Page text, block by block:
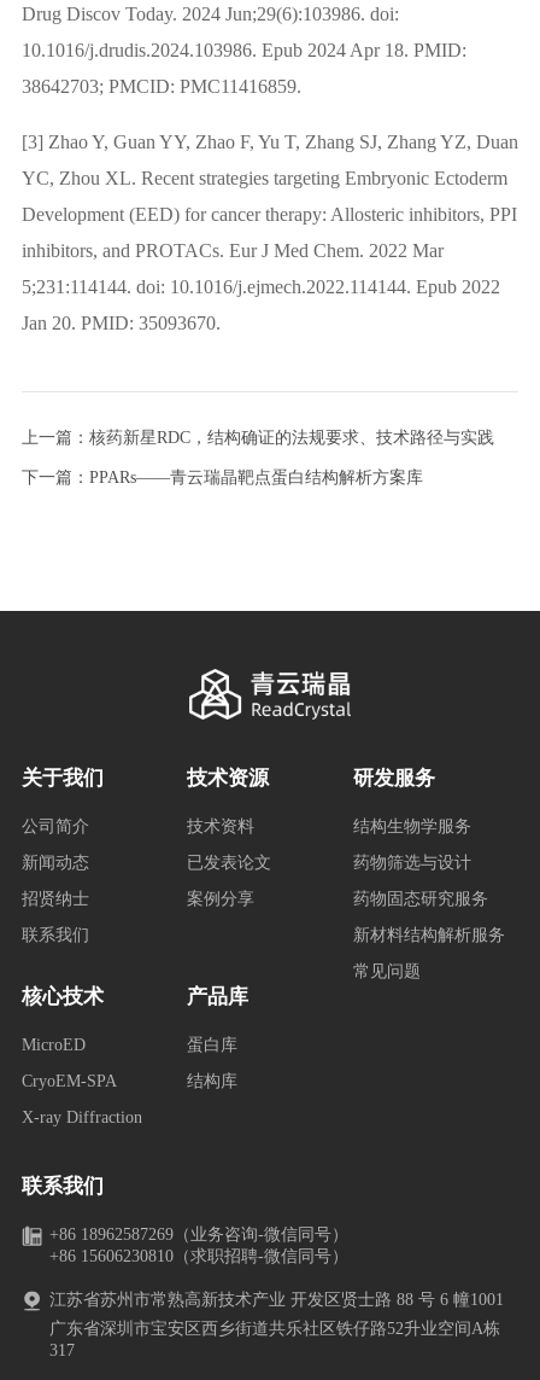
Drug Discov Today. 2024 Jun;29(6):103986. doi:
10.1016/j.drudis.2024.103986. Epub 2024 Apr 18. PMID:
38642703; PMCID: PMC11416859.
[3] Zhao Y, Guan YY, Zhao F, Yu T, Zhang SJ, Zhang YZ, Duan
YC, Zhou XL. Recent strategies targeting Embryonic Ectoderm
Development (EED) for cancer therapy: Allosteric inhibitors, PPI
inhibitors, and PROTACs. Eur J Med Chem. 2022 Mar
5;231:114144. doi: 10.1016/j.ejmech.2022.114144. Epub 2022
Jan 20. PMID: 35093670.
上一篇：核药新星RDC，结构确证的法规要求、技术路径与实践
下一篇：PPARs——青云瑞晶靶点蛋白结构解析方案库
研发服务
结构生物学服务
药物筛选与设计
药物固态研究服务
新材料结构解析服务
常见问题
产品库
蛋白库
结构库
核心技术
MicroED
CryoEM-SPA
X-ray Diffraction
技术资源
技术资料
已发表论文
案例分享
关于我们
公司简介
新闻动态
招贤纳士
联系我们
联系我们
+86 18962587269（业务咨询-微信同号）
+86 15606230810（求职招聘-微信同号）
江苏省苏州市常熟高新技术产业 开发区贤士路 88 号 6 幢1001
广东省深圳市宝安区西乡街道共乐社区铁仔路52升业空间A栋
317